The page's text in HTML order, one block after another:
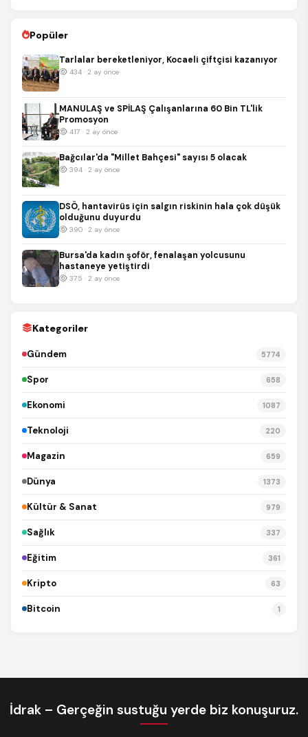
Popüler
Tarlalar bereketleniyor, Kocaeli çiftçisi kazanıyor
434 · 2 ay önce
MANULAŞ ve SPİLAŞ Çalışanlarına 60 Bin TL'lik
Promosyon
417 · 2 ay önce
Bağcılar'da "Millet Bahçesi" sayısı 5 olacak
394 · 2 ay önce
DSÖ, hantavirüs için salgın riskinin hala çok düşük
olduğunu duyurdu
390 · 2 ay önce
Bursa'da kadın şoför, fenalaşan yolcusunu
hastaneye yetiştirdi
375 · 2 ay önce
Kategoriler
Gündem 5774
Spor 658
Ekonomi 1087
Teknoloji 220
Magazin 659
Dünya 1373
Kültür & Sanat 979
Sağlık 337
Eğitim 361
Kripto 63
Bitcoin 1
İdrak – Gerçeğin sustuğu yerde biz konuşuruz.